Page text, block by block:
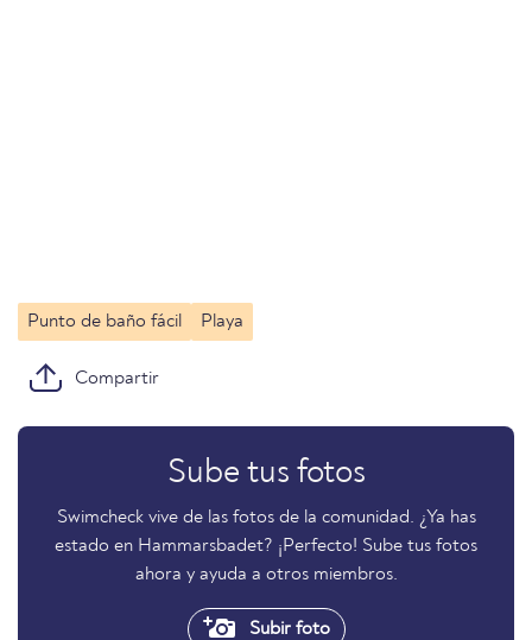
Punto de baño fácil Playa
Compartir
Sube tus fotos
Swimcheck vive de las fotos de la comunidad. ¿Ya has
estado en Hammarsbadet? ¡Perfecto! Sube tus fotos
ahora y ayuda a otros miembros.
Subir foto